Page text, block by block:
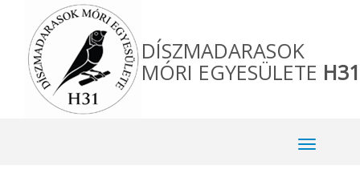
DÍSZMADARASOK
MÓRI EGYESÜLETE H31